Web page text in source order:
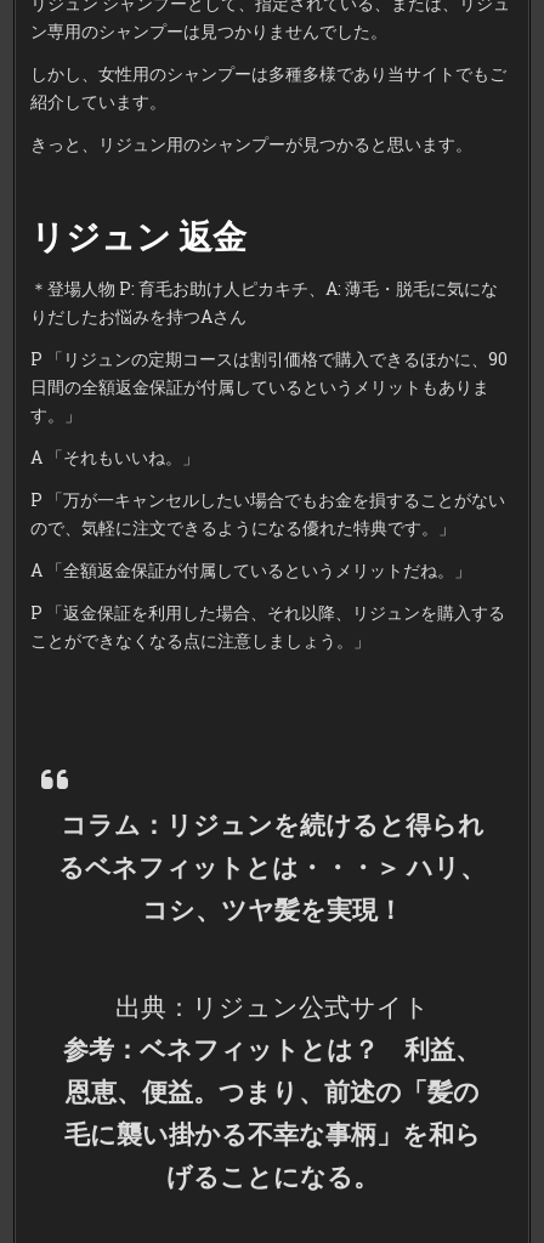
ン専用のシャンプーは見つかりませんでした。
しかし、女性用のシャンプーは多種多様であり当サイトでもご
紹介しています。
きっと、リジュン用のシャンプーが見つかると思います。
リジュン 返金
＊登場人物 P: 育毛お助け人ピカキチ、A: 薄毛・脱毛に気にな
りだしたお悩みを持つAさん
P 「リジュンの定期コースは割引価格で購入できるほかに、90
日間の全額返金保証が付属しているというメリットもありま
す。」
A 「それもいいね。」
P 「万が一キャンセルしたい場合でもお金を損することがない
ので、気軽に注文できるようになる優れた特典です。」
A 「全額返金保証が付属しているというメリットだね。」
P 「返金保証を利用した場合、それ以降、リジュンを購入する
ことができなくなる点に注意しましょう。」
コラム：リジュンを続けると得られ
るベネフィットとは・・・＞ ハリ、
コシ、ツヤ髪を実現！
出典：リジュン公式サイト
参考：ベネフィットとは？ 利益、
恩恵、便益。つまり、前述の「髪の
毛に襲い掛かる不幸な事柄」を和ら
げることになる。